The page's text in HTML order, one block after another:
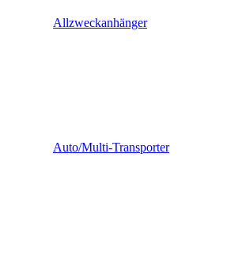
Allzweckanhänger
Auto/Multi-Transporter